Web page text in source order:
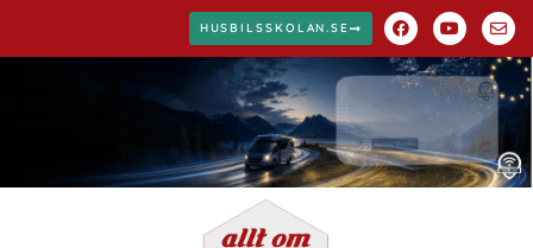
HUSBILSSKOLAN.SE